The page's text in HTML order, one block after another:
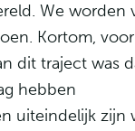
We worden
Kortom, voor
dit traject was
hebben
uiteindelijk zijn